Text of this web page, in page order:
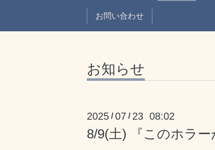
お問い合わせ
お知らせ
2025 /07 / 23 08:02
8/9(土) 『このホラ